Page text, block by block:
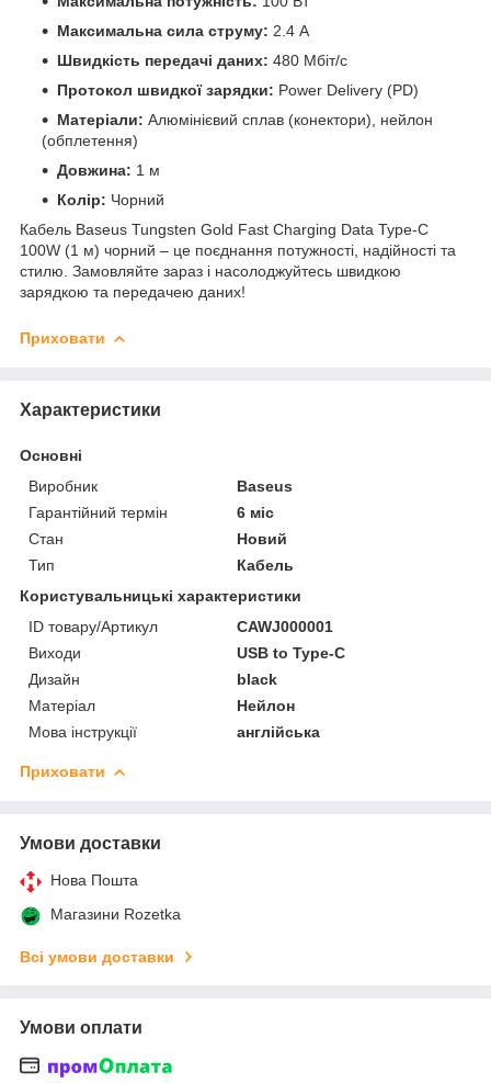
Максимальна сила струму: 2.4 А
Швидкість передачі даних: 480 Мбіт/с
Протокол швидкої зарядки: Power Delivery (PD)
Матеріали: Алюмінієвий сплав (конектори), нейлон
(обплетення)
Довжина: 1 м
Колір: Чорний
Кабель Baseus Tungsten Gold Fast Charging Data Type-C
100W (1 м) чорний – це поєднання потужності, надійності та
стилю. Замовляйте зараз і насолоджуйтесь швидкою
зарядкою та передачею даних!
Приховати
Характеристики
Основні
Виробник
Baseus
Гарантійний термін
6 міс
Стан
Новий
Тип
Кабель
Користувальницькі характеристики
ID товару/Артикул
CAWJ000001
Виходи
USB to Type-C
Дизайн
black
Матеріал
Нейлон
Мова інструкції
англійська
Приховати
Умови доставки
Нова Пошта
Магазини Rozetka
Всі умови доставки
Умови оплати